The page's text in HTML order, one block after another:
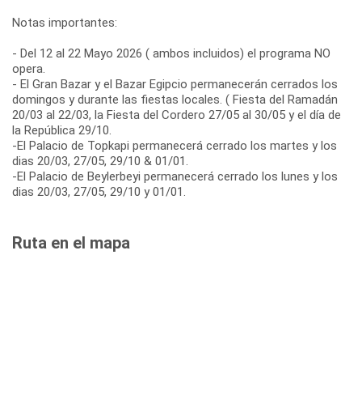
Notas importantes:
- Del 12 al 22 Mayo 2026 ( ambos incluidos) el programa NO
opera.
- El Gran Bazar y el Bazar Egipcio permanecerán cerrados los
domingos y durante las fiestas locales. ( Fiesta del Ramadán
20/03 al 22/03, la Fiesta del Cordero 27/05 al 30/05 y el día de
la República 29/10.
-El Palacio de Topkapi permanecerá cerrado los martes y los
dias 20/03, 27/05, 29/10 & 01/01.
-El Palacio de Beylerbeyi permanecerá cerrado los lunes y los
dias 20/03, 27/05, 29/10 y 01/01.
Ruta en el mapa